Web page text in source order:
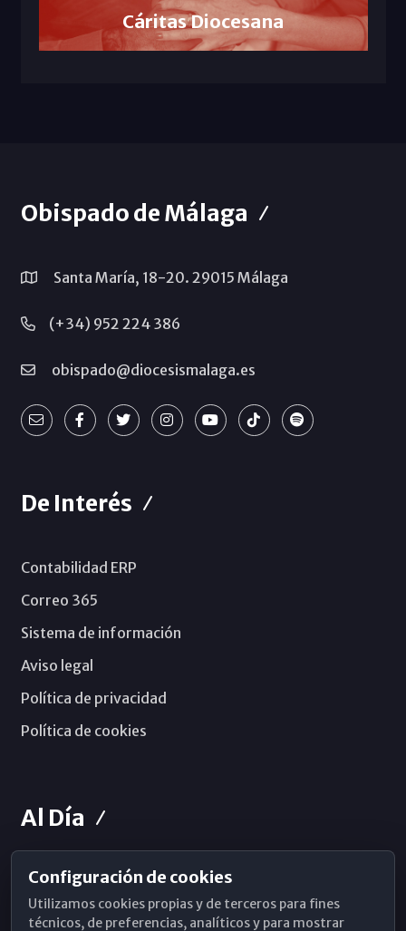
Cáritas Diocesana
Obispado de Málaga
Santa María, 18-20. 29015 Málaga
(+34) 952 224 386
obispado@diocesismalaga.es
De Interés
Contabilidad ERP
Correo 365
Sistema de información
Aviso legal
Política de privacidad
Política de cookies
Al Día
Horarios de Misa
Hemeroteca
Configuración de cookies
Utilizamos cookies propias y de terceros para fines
técnicos, de preferencias, analíticos y para mostrar